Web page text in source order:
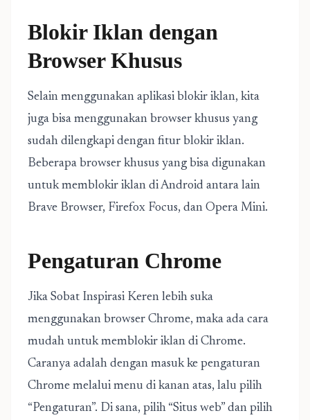
Blokir Iklan dengan
Browser Khusus
Selain menggunakan aplikasi blokir iklan, kita
juga bisa menggunakan browser khusus yang
sudah dilengkapi dengan fitur blokir iklan.
Beberapa browser khusus yang bisa digunakan
untuk memblokir iklan di Android antara lain
Brave Browser, Firefox Focus, dan Opera Mini.
Pengaturan Chrome
Jika Sobat Inspirasi Keren lebih suka
menggunakan browser Chrome, maka ada cara
mudah untuk memblokir iklan di Chrome.
Caranya adalah dengan masuk ke pengaturan
Chrome melalui menu di kanan atas, lalu pilih
“Pengaturan”. Di sana, pilih “Situs web” dan pilih